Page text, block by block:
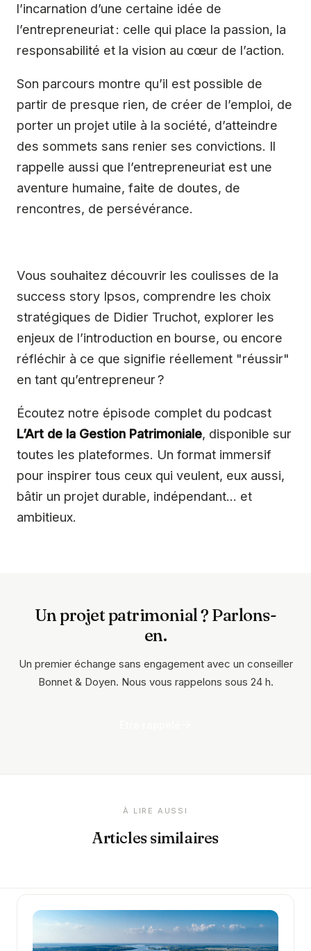
l’incarnation d’une certaine idée de
l’entrepreneuriat : celle qui place la passion, la
responsabilité et la vision au cœur de l’action.
Son parcours montre qu’il est possible de
partir de presque rien, de créer de l’emploi, de
porter un projet utile à la société, d’atteindre
des sommets sans renier ses convictions. Il
rappelle aussi que l’entrepreneuriat est une
aventure humaine, faite de doutes, de
rencontres, de persévérance.
Vous souhaitez découvrir les coulisses de la
success story Ipsos, comprendre les choix
stratégiques de Didier Truchot, explorer les
enjeux de l’introduction en bourse, ou encore
réfléchir à ce que signifie réellement "réussir"
en tant qu’entrepreneur ?
Écoutez notre épisode complet du podcast
L’Art de la Gestion Patrimoniale, disponible sur
toutes les plateformes. Un format immersif
pour inspirer tous ceux qui veulent, eux aussi,
bâtir un projet durable, indépendant… et
ambitieux.
Un projet patrimonial ? Parlons-
en.
Un premier échange sans engagement avec un conseiller
Bonnet & Doyen. Nous vous rappelons sous 24 h.
À LIRE AUSSI
Articles similaires